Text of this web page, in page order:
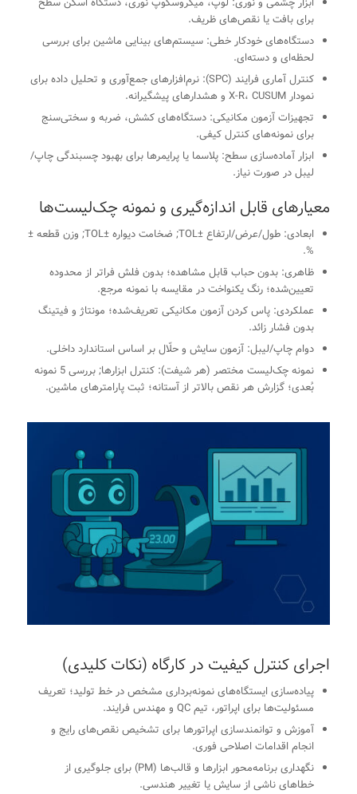
برای بافت یا نقص‌های ظریف.
دستگاه‌های خودکار خطی: سیستم‌های بینایی ماشین برای بررسی
لحظه‌ای و دسته‌ای.
کنترل آماری فرایند (SPC): نرم‌افزارهای جمع‌آوری و تحلیل داده برای
نمودار X-R، CUSUM و هشدارهای پیشگیرانه.
تجهیزات آزمون مکانیکی: دستگاه‌های کشش، ضربه و سختی‌سنج
برای نمونه‌های کنترل کیفی.
ابزار آماده‌سازی سطح: پلاسما یا پرایمرها برای بهبود چسبندگی چاپ/
لیبل در صورت نیاز.
معیارهای قابل اندازه‌گیری و نمونه چک‌لیست‌ها
ابعادی: طول/عرض/ارتفاع ±TOL; ضخامت دیواره ±TOL; وزن قطعه ±
%.
ظاهری: بدون حباب قابل مشاهده؛ بدون فلش فراتر از محدوده
تعیین‌شده؛ رنگ یکنواخت در مقایسه با نمونه مرجع.
عملکردی: پاس کردن آزمون مکانیکی تعریف‌شده؛ مونتاژ و فیتینگ
بدون فشار زائد.
دوام چاپ/لیبل: آزمون سایش و حلّال بر اساس استاندارد داخلی.
نمونه چک‌لیست مختصر (هر شیفت): کنترل ابزارها; بررسی 5 نمونه
بُعدی؛ گزارش هر نقص بالاتر از آستانه؛ ثبت پارامترهای ماشین.
اجرای کنترل کیفیت در کارگاه (نکات کلیدی)
پیاده‌سازی ایستگاه‌های نمونه‌برداری مشخص در خط تولید؛ تعریف
مسئولیت‌ها برای اپراتور، تیم QC و مهندس فرایند.
آموزش و توانمندسازی اپراتورها برای تشخیص نقص‌های رایج و
انجام اقدامات اصلاحی فوری.
نگهداری برنامه‌محور ابزارها و قالب‌ها (PM) برای جلوگیری از
خطاهای ناشی از سایش یا تغییر هندسی.